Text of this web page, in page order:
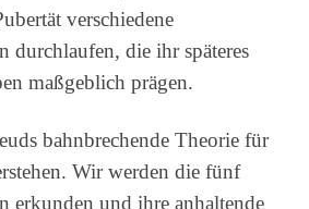
verschiedene
durchlaufen, die ihr späteres
maßgeblich prägen.
bahnbrechende Theorie für
Wir werden die fünf
erkunden und ihre anhaltende